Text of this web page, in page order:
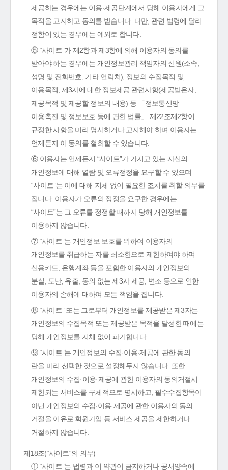
제공하는 경우에는 이용·제공단계에서 당해 이용자에게 그
목적을 고지하고 동의를 받습니다. 다만, 관련 법령에 달리
정함이 있는 경우에는 예외로 합니다.
⑤ “사이트”가 제2항과 제3항에 의해 이용자의 동의를
받아야 하는 경우에는 개인정보관리 책임자의 신원(소속,
성명 및 전화번호, 기타 연락처), 정보의 수집목적 및
이용목적, 제3자에 대한 정보제공 관련사항(제공받은자,
제공목적 및 제공할 정보의 내용) 등 「정보통신망
이용촉진 및 정보보호 등에 관한 법률」 제22조제2항이
규정한 사항을 미리 명시하거나 고지해야 하며 이용자는
언제든지 이 동의를 철회할 수 있습니다.
⑥ 이용자는 언제든지 “사이트”가 가지고 있는 자신의
개인정보에 대해 열람 및 오류정정을 요구할 수 있으며
“사이트”는 이에 대해 지체 없이 필요한 조치를 취할 의무를
집니다. 이용자가 오류의 정정을 요구한 경우에는
“사이트”는 그 오류를 정정할 때까지 당해 개인정보를
이용하지 않습니다.
⑦ “사이트”는 개인정보 보호를 위하여 이용자의
개인정보를 취급하는 자를 최소한으로 제한하여야 하며
신용카드, 은행계좌 등을 포함한 이용자의 개인정보의
분실, 도난, 유출, 동의 없는 제3자 제공, 변조 등으로 인한
이용자의 손해에 대하여 모든 책임을 집니다.
⑧ “사이트” 또는 그로부터 개인정보를 제공받은 제3자는
개인정보의 수집목적 또는 제공받은 목적을 달성한 때에는
당해 개인정보를 지체 없이 파기합니다.
⑨ “사이트”는 개인정보의 수집·이용·제공에 관한 동의
란을 미리 선택한 것으로 설정해두지 않습니다. 또한
개인정보의 수집·이용·제공에 관한 이용자의 동의거절시
제한되는 서비스를 구체적으로 명시하고, 필수수집항목이
아닌 개인정보의 수집·이용·제공에 관한 이용자의 동의
거절을 이유로 회원가입 등 서비스 제공을 제한하거나
거절하지 않습니다.
제18조(“사이트“의 의무)
① “사이트”는 법령과 이 약관이 금지하거나 공서양속에